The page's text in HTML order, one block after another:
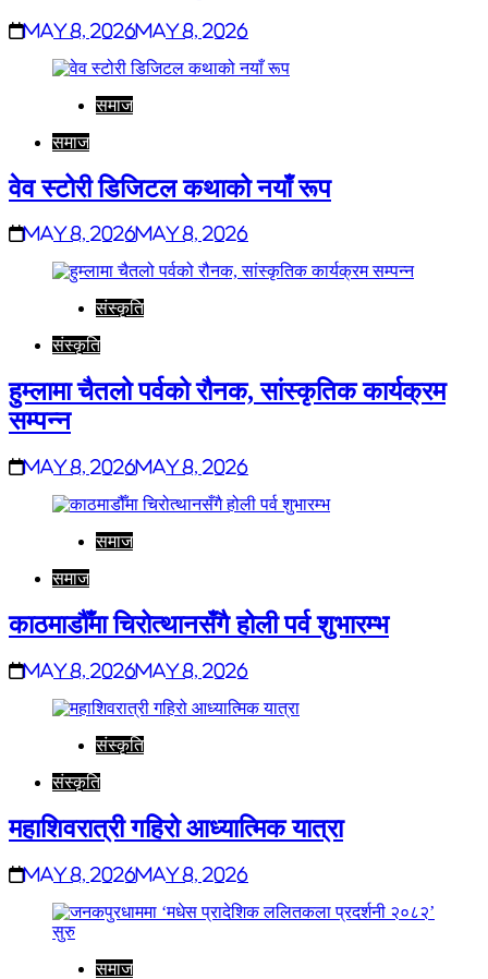
May 8, 2026May 8, 2026
समाज
समाज
वेव स्टोरी डिजिटल कथाको नयाँ रूप
May 8, 2026May 8, 2026
संस्कृति
संस्कृति
हुम्लामा चैतलो पर्वको रौनक, सांस्कृतिक कार्यक्रम
सम्पन्न
May 8, 2026May 8, 2026
समाज
समाज
काठमाडौँमा चिरोत्थानसँगै होली पर्व शुभारम्भ
May 8, 2026May 8, 2026
संस्कृति
संस्कृति
महाशिवरात्री गहिरो आध्यात्मिक यात्रा
May 8, 2026May 8, 2026
समाज